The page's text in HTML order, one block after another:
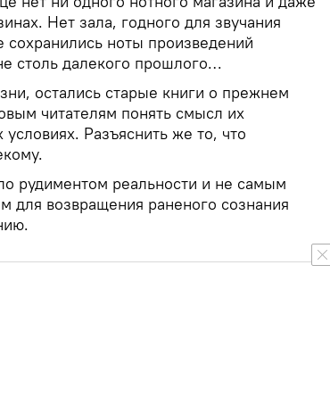
Нет зала, годного для звучания
ноты произведений
столь далекого прошлого…
остались старые книги о прежнем
читателям понять смысл их
Разъяснить же то, что
рудиментом реальности и не самым
для возвращения раненого сознания